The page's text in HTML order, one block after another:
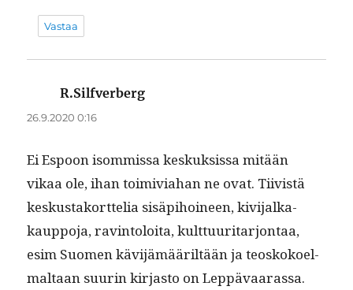
Vastaa
R.Silfverberg
26.9.2020 0:16
Ei Espoon isom­mis­sa keskuk­sis­sa mitään
vikaa ole, ihan toimivi­a­han ne ovat. Tiivistä
keskus­tako­rt­telia sisäpi­hoi­neen, kivi­jalka­
kaup­po­ja, rav­in­toloi­ta, kult­tuu­ri­tar­jon­taa,
esim Suomen kävi­jämääriltään ja teoskokoel­
mal­taan suurin kir­jas­to on Lep­pä­vaaras­sa.